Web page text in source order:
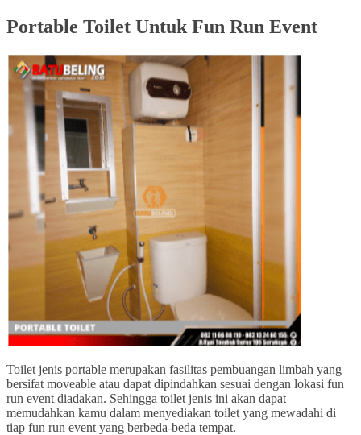
Portable Toilet Untuk Fun Run Event
Toilet jenis portable merupakan fasilitas pembuangan limbah yang
bersifat moveable atau dapat dipindahkan sesuai dengan lokasi fun
run event diadakan. Sehingga toilet jenis ini akan dapat
memudahkan kamu dalam menyediakan toilet yang mewadahi di
tiap fun run event yang berbeda-beda tempat.